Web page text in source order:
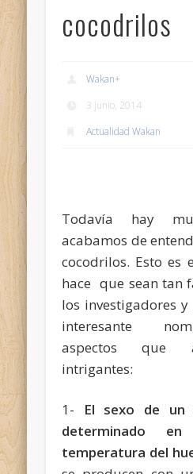
cocodrilos
Wakan+
3 junio, 2014
Actualidad Wakan
Todavía hay
acabamos de
cocodrilos. Esto es
hace que sean tan
los investigadores
interesante
aspectos que
intrigantes:
1- El sexo de un
determinado
temperatura del